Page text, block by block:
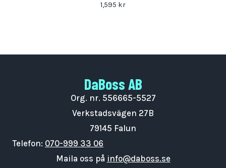
1,595 kr
DaBoss AB
Org. nr. 556665-5527
Verkstadsvägen 27B
79145 Falun
Telefon: 070-999 33 06
Maila oss på info@daboss.se
Nödvändiga
går inte att
välja bort. De
över huvud